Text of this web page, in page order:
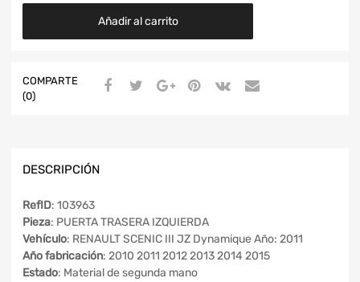
Añadir al carrito
COMPARTE
(0)
DESCRIPCIÓN
RefID: 103963
Pieza: PUERTA TRASERA IZQUIERDA
Vehículo: RENAULT SCENIC III JZ Dynamique Año: 2011
Año fabricación: 2010 2011 2012 2013 2014 2015
Estado: Material de segunda mano